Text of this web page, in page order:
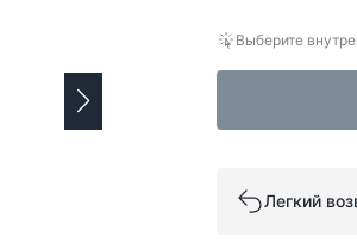
Выберите
Легкий